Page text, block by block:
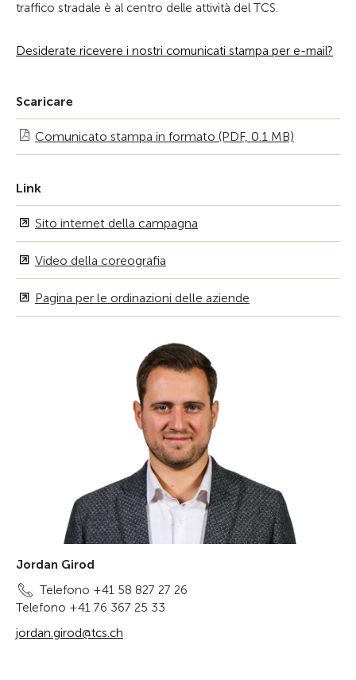
traffico stradale è al centro delle attività del TCS.
Desiderate ricevere i nostri comunicati stampa per e-mail?
Scaricare
Comunicato stampa in formato (PDF, 0.1 MB)
Link
Sito internet della campagna
Video della coreografia
Pagina per le ordinazioni delle aziende
Jordan Girod
Telefono +41 58 827 27 26
Telefono +41 76 367 25 33
jordan.girod@tcs.ch